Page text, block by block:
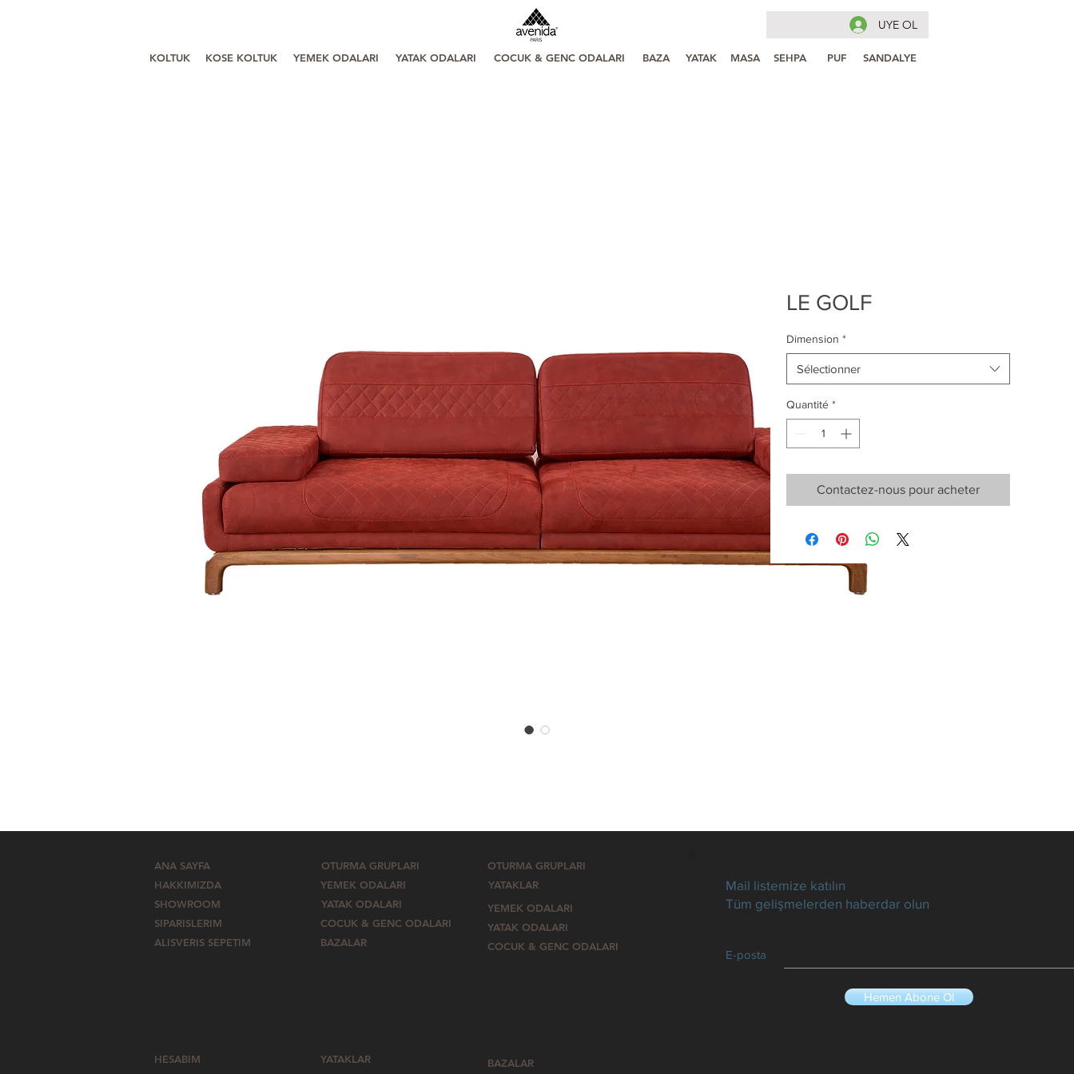
KOLTUK KOSE KOLTUK YEMEK ODALARI YATAK ODALARI COCUK & GENC ODALARI
UYE OL
BAZA YATAK MASA SEHPA PUF SANDALYE
LE GOLF
Dimension *
Sélectionner
Quantité *
Contactez-nous pour acheter
ANA SAYFA
HAKKIMIZDA
SHOWROOM
SIPARISLERIM
ALISVERIS SEPETIM
OTURMA GRUPLARI
YEMEK ODALARI
YATAK ODALARI
COCUK & GENC ODALARI
BAZALAR
OTURMA GRUPLARI
YATAKLAR
YEMEK ODALARI
YATAK ODALARI
COCUK & GENC ODALARI
HESABIM
YATAKLAR
BAZALAR
Mail listemize katılın
Tüm gelişmelerden haberdar olun
E-posta
Hemen Abone Ol